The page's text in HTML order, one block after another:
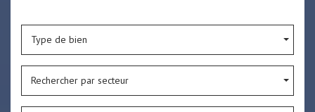
Type de bien
Rechercher par secteur